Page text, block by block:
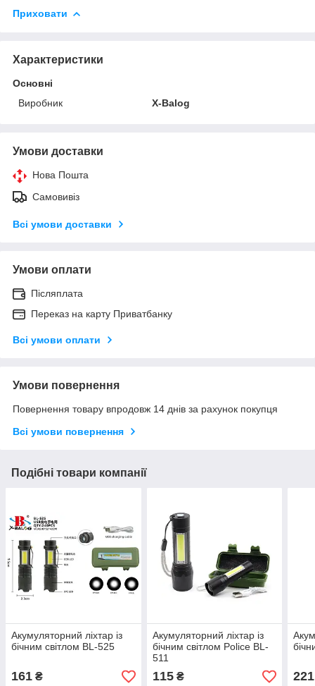
Приховати
Характеристики
Основні
Виробник
X-Balog
Умови доставки
Нова Пошта
Самовивіз
Всі умови доставки
Умови оплати
Післяплата
Переказ на карту Приватбанку
Всі умови оплати
Умови повернення
Повернення товару впродовж 14 днів за рахунок покупця
Всі умови повернення
Подібні товари компанії
Акумуляторний ліхтар із
бічним світлом BL-525
161 ₴
Акумуляторний ліхтар із
бічним світлом Police BL-
511
115₴ 221